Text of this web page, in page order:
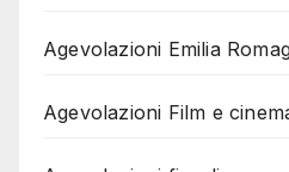
Agevolazioni Emilia
Agevolazioni Film e